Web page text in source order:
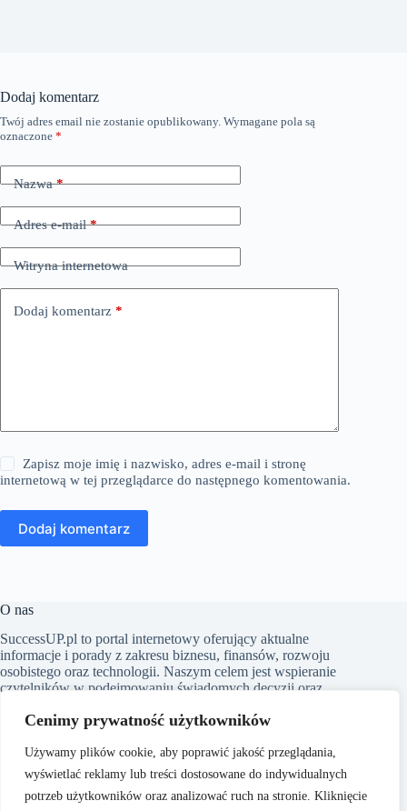
Cenimy prywatność użytkowników
Używamy plików cookie, aby poprawić jakość przeglądania,
wyświetlać reklamy lub treści dostosowane do indywidualnych
potrzeb użytkowników oraz analizować ruch na stronie. Kliknięcie
Dodaj komentarz
Twój adres email nie zostanie opublikowany. Wymagane pola są
oznaczone *
Nazwa*
Adres e-mail*
Witryna internetowa
Dodaj komentarz *
Zapisz moje imię i nazwisko, adres e-mail i stronę
internetową w tej przeglądarce do następnego komentowania.
Dodaj komentarz
O nas
SuccessUP.pl to portal internetowy oferujący aktualne
informacje i porady z zakresu biznesu, finansów, rozwoju
osobistego oraz technologii. Naszym celem jest wspieranie
czytelników w podejmowaniu świadomych decyzji oraz
artykuły były zrozumiałe i dostępne dla każdego, niezależnie